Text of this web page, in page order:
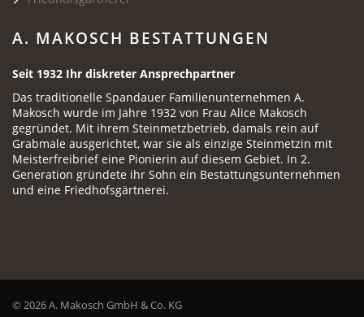
A. MAKOSCH BESTATTUNGEN
Seit 1932 Ihr diskreter Ansprechpartner
Das traditionelle Spandauer Familienunternehmen A.
Makosch wurde im Jahre 1932 von Frau Alice Makosch
gegründet. Mit ihrem Steinmetzbetrieb, damals rein auf
Grabmale ausgerichtet, war sie als einzige Steinmetzin mit
Meisterfreibrief eine Pionierin auf diesem Gebiet. In 2.
Generation gründete ihr Sohn ein Bestattungsunternehmen
und eine Friedhofsgärtnerei.
© 2026 A. Makosch GmbH & Co. KG